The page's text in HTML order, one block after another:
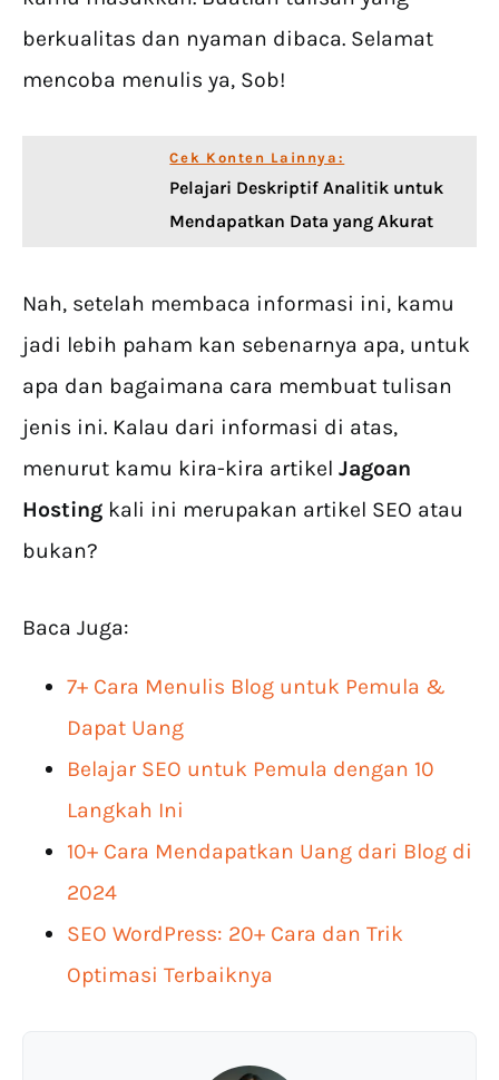
berkualitas dan nyaman dibaca. Selamat
mencoba menulis ya, Sob!
Cek Konten Lainnya:
Pelajari Deskriptif Analitik untuk
Mendapatkan Data yang Akurat
Nah, setelah membaca informasi ini, kamu
jadi lebih paham kan sebenarnya apa, untuk
apa dan bagaimana cara membuat tulisan
jenis ini. Kalau dari informasi di atas,
menurut kamu kira-kira artikel Jagoan
Hosting kali ini merupakan artikel SEO atau
bukan?
Baca Juga:
7+ Cara Menulis Blog untuk Pemula &
Dapat Uang
Belajar SEO untuk Pemula dengan 10
Langkah Ini
10+ Cara Mendapatkan Uang dari Blog di
2024
SEO WordPress: 20+ Cara dan Trik
Optimasi Terbaiknya